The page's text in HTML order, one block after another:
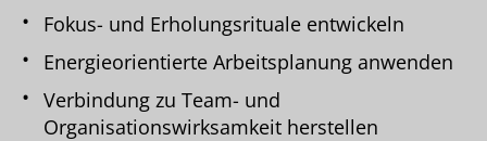
Fokus- und Erholungsrituale entwickeln
Energieorientierte Arbeitsplanung anwenden
Verbindung zu Team- und
Organisationswirksamkeit herstellen